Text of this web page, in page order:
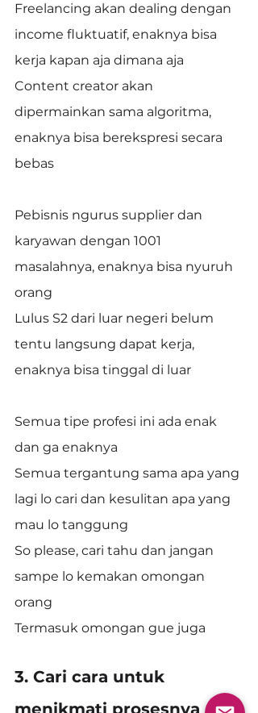
Freelancing akan dealing dengan
income fluktuatif, enaknya bisa
kerja kapan aja dimana aja
Content creator akan
dipermainkan sama algoritma,
enaknya bisa berekspresi secara
bebas
Pebisnis ngurus supplier dan
karyawan dengan 1001
masalahnya, enaknya bisa nyuruh
orang
Lulus S2 dari luar negeri belum
tentu langsung dapat kerja,
enaknya bisa tinggal di luar
Semua tipe profesi ini ada enak
dan ga enaknya
Semua tergantung sama apa yang
lagi lo cari dan kesulitan apa yang
mau lo tanggung
So please, cari tahu dan jangan
sampe lo kemakan omongan
orang
Termasuk omongan gue juga
3. Cari cara untuk